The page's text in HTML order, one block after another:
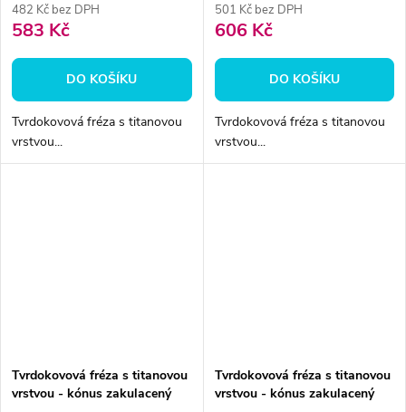
482 Kč bez DPH
583 Kč
DO KOŠÍKU
Tvrdokovová fréza s titanovou
vrstvou...
501 Kč bez DPH
606 Kč
DO KOŠÍKU
Tvrdokovová fréza s titanovou
vrstvou...
Tvrdokovová fréza s titanovou
vrstvou - kónus zakulacený
Tvrdokovová fréza s titanovou
vrstvou - kónus zakulacený